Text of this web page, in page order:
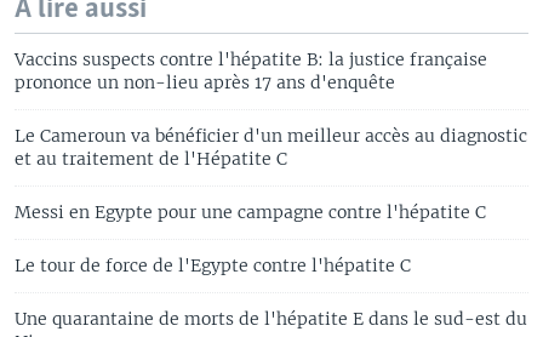
A lire aussi
Vaccins suspects contre l'hépatite B: la justice française
prononce un non-lieu après 17 ans d'enquête
Le Cameroun va bénéficier d'un meilleur accès au diagnostic
et au traitement de l'Hépatite C
Messi en Egypte pour une campagne contre l'hépatite C
Le tour de force de l'Egypte contre l'hépatite C
Une quarantaine de morts de l'hépatite E dans le sud-est du